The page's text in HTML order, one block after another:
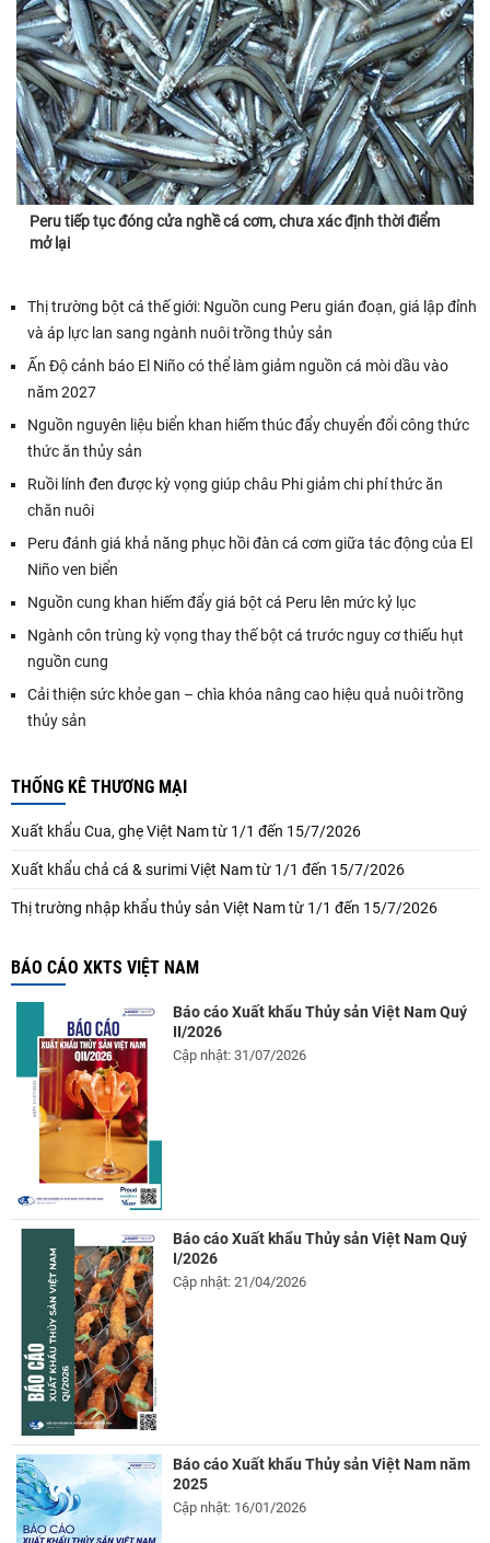
Peru tiếp tục đóng cửa nghề cá cơm, chưa xác định thời điểm
mở lại
Thị trường bột cá thế giới: Nguồn cung Peru gián đoạn, giá lập đỉnh
và áp lực lan sang ngành nuôi trồng thủy sản
Ấn Độ cảnh báo El Niño có thể làm giảm nguồn cá mòi dầu vào
năm 2027
Nguồn nguyên liệu biển khan hiếm thúc đẩy chuyển đổi công thức
thức ăn thủy sản
Ruồi lính đen được kỳ vọng giúp châu Phi giảm chi phí thức ăn
chăn nuôi
Peru đánh giá khả năng phục hồi đàn cá cơm giữa tác động của El
Niño ven biển
Nguồn cung khan hiếm đẩy giá bột cá Peru lên mức kỷ lục
Ngành côn trùng kỳ vọng thay thế bột cá trước nguy cơ thiếu hụt
nguồn cung
Cải thiện sức khỏe gan – chìa khóa nâng cao hiệu quả nuôi trồng
thủy sản
THỐNG KÊ THƯƠNG MẠI
Xuất khẩu Cua, ghẹ Việt Nam từ 1/1 đến 15/7/2026
Xuất khẩu chả cá & surimi Việt Nam từ 1/1 đến 15/7/2026
Thị trường nhập khẩu thủy sản Việt Nam từ 1/1 đến 15/7/2026
BÁO CÁO XKTS VIỆT NAM
Báo cáo Xuất khẩu Thủy sản Việt Nam Quý
II/2026
Cập nhật: 31/07/2026
Báo cáo Xuất khẩu Thủy sản Việt Nam Quý
I/2026
Cập nhật: 21/04/2026
Báo cáo Xuất khẩu Thủy sản Việt Nam năm
2025
Cập nhật: 16/01/2026